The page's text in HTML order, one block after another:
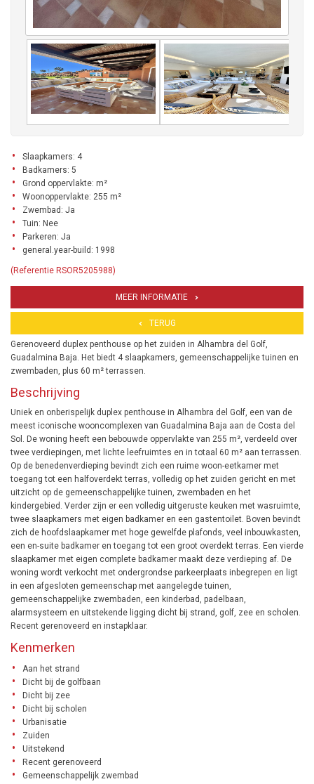
Slaapkamers: 4
Badkamers: 5
Grond oppervlakte: m²
Woonoppervlakte: 255 m²
Zwembad: Ja
Tuin: Nee
Parkeren: Ja
general.year-build: 1998
(Referentie RSOR5205988)
MEER INFORMATIE
TERUG
Gerenoveerd duplex penthouse op het zuiden in Alhambra del Golf,
Guadalmina Baja. Het biedt 4 slaapkamers, gemeenschappelijke tuinen en
zwembaden, plus 60 m² terrassen.
Beschrijving
Uniek en onberispelijk duplex penthouse in Alhambra del Golf, een van de
meest iconische wooncomplexen van Guadalmina Baja aan de Costa del
Sol. De woning heeft een bebouwde oppervlakte van 255 m², verdeeld over
twee verdiepingen, met lichte leefruimtes en in totaal 60 m² aan terrassen.
Op de benedenverdieping bevindt zich een ruime woon-eetkamer met
toegang tot een halfoverdekt terras, volledig op het zuiden gericht en met
uitzicht op de gemeenschappelijke tuinen, zwembaden en het
kindergebied. Verder zijn er een volledig uitgeruste keuken met wasruimte,
twee slaapkamers met eigen badkamer en een gastentoilet. Boven bevindt
zich de hoofdslaapkamer met hoge gewelfde plafonds, veel inbouwkasten,
een en-suite badkamer en toegang tot een groot overdekt terras. Een vierde
slaapkamer met eigen complete badkamer maakt deze verdieping af. De
woning wordt verkocht met ondergrondse parkeerplaats inbegrepen en ligt
in een afgesloten gemeenschap met aangelegde tuinen,
gemeenschappelijke zwembaden, een kinderbad, padelbaan,
alarmsysteem en uitstekende ligging dicht bij strand, golf, zee en scholen.
Recent gerenoveerd en instapklaar.
Kenmerken
Aan het strand
Dicht bij de golfbaan
Dicht bij zee
Dicht bij scholen
Urbanisatie
Zuiden
Uitstekend
Recent gerenoveerd
Gemeenschappelijk zwembad